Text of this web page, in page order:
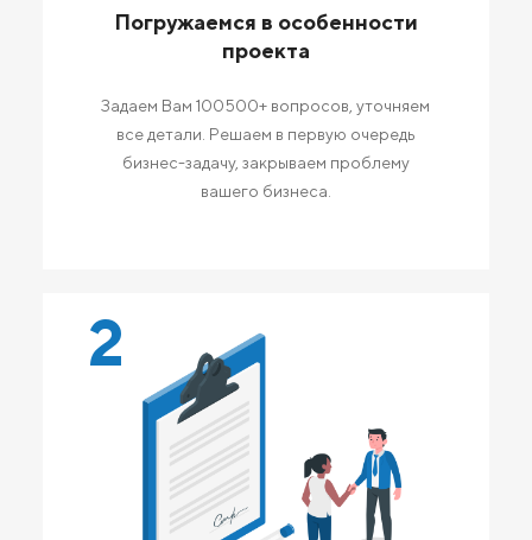
Погружаемся в особенности
проекта
Задаем Вам 100500+ вопросов, уточняем
все детали. Решаем в первую очередь
бизнес-задачу, закрываем проблему
вашего бизнеса.
2